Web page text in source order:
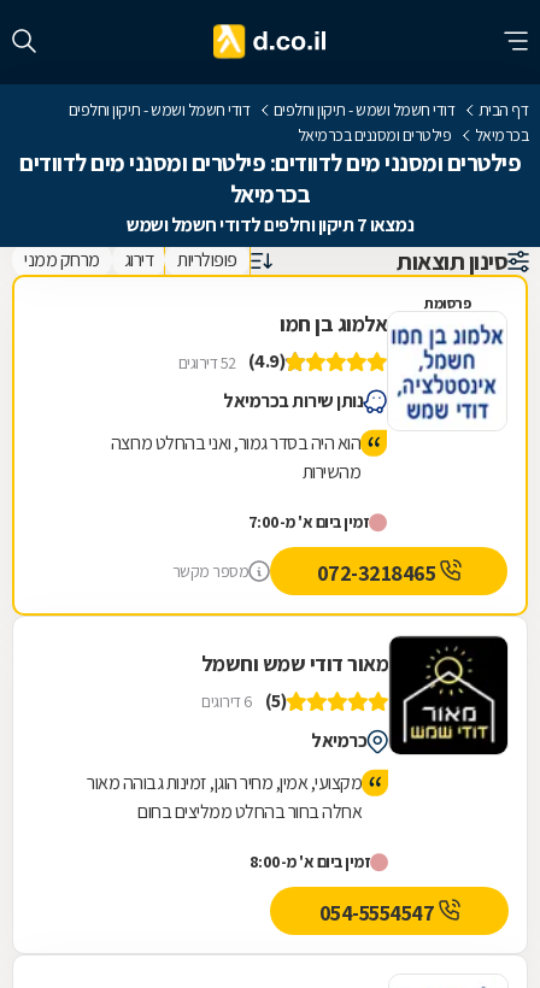
דף הבית דודי חשמל ושמש - תיקון וחלפים
דודי חשמל ושמש - תיקון וחלפים
בכרמיאל
פילטרים ומסננים בכרמיאל
פילטרים ומסנני מים לדוודים: פילטרים ומסנני מים לדוודים
בכרמיאל
נמצאו 7 תיקון וחלפים לדודי חשמל ושמש
סינון תוצאות פופולריות דירוג מרחק ממני
פרסומת
אלמוג בן חמו
(4.9) 52 דירוגים
נותן שירות בכרמיאל
הוא היה בסדר גמור, ואני בהחלט מרוצה
מהשירות
זמין ביום א' מ-7:00
מספר מקשר
מאור דודי שמש וחשמל
(5) 6 דירוגים
כרמיאל
מקצועי, אמין, מחיר הוגן, זמינות גבוהה מאור
אחלה בחור בהחלט ממליצים בחום
זמין ביום א' מ-8:00